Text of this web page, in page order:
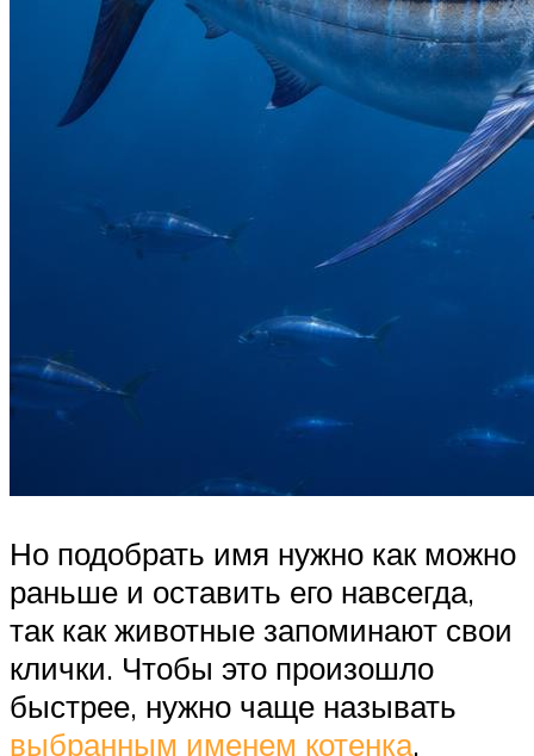
Но подобрать имя нужно как можно
раньше и оставить его навсегда,
так как животные запоминают свои
клички. Чтобы это произошло
быстрее, нужно чаще называть
выбранным именем котенка.